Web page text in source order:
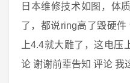
日本维修技术如图，体
了，都说ring高了毁硬件
上4.4就大雕了，这电
论 谢谢前辈告知 评论 我